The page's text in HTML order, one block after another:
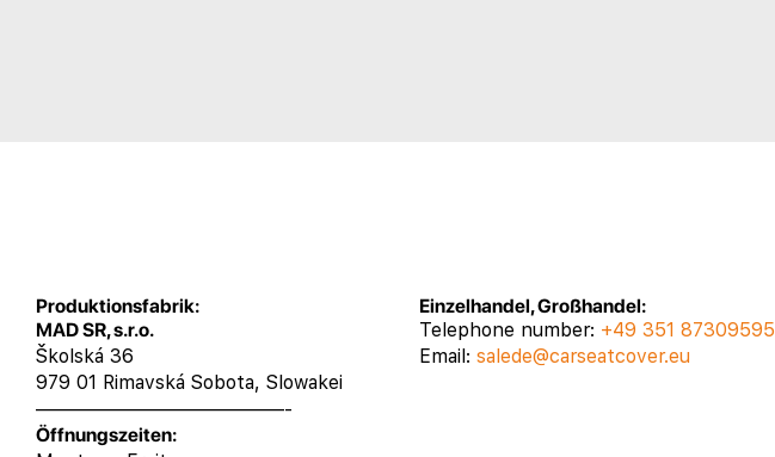
Produktionsfabrik:
MAD SR, s.r.o.
Školská 36
979 01 Rimavská Sobota, Slowakei
—————————————-
Öffnungszeiten:
Einzelhandel, Großhandel:
Telephone number: +49 351 87309595
Email: salede@carseatcover.eu